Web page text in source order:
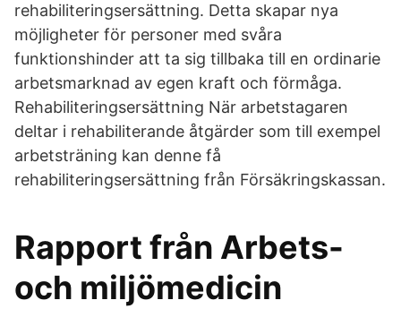
rehabiliteringsersättning. Detta skapar nya
möjligheter för personer med svåra
funktionshinder att ta sig tillbaka till en ordinarie
arbetsmarknad av egen kraft och förmåga.
Rehabiliteringsersättning När arbetstagaren
deltar i rehabiliterande åtgärder som till exempel
arbetsträning kan denne få
rehabiliteringsersättning från Försäkringskassan.
Rapport från Arbets-
och miljömedicin